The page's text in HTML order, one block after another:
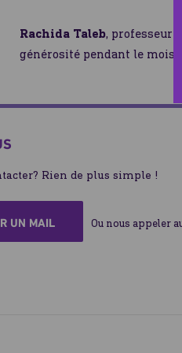
Rachida Taleb,
générosité pendant le mois
Rien de plus simple !
UN MAIL Ou nous appeler